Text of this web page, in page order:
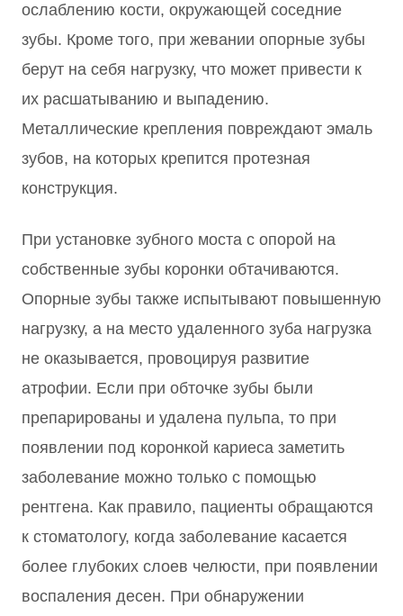
ослаблению кости, окружающей соседние
зубы. Кроме того, при жевании опорные зубы
берут на себя нагрузку, что может привести к
их расшатыванию и выпадению.
Металлические крепления повреждают эмаль
зубов, на которых крепится протезная
конструкция.
При установке зубного моста с опорой на
собственные зубы коронки обтачиваются.
Опорные зубы также испытывают повышенную
нагрузку, а на место удаленного зуба нагрузка
не оказывается, провоцируя развитие
атрофии. Если при обточке зубы были
препарированы и удалена пульпа, то при
появлении под коронкой кариеса заметить
заболевание можно только с помощью
рентгена. Как правило, пациенты обращаются
к стоматологу, когда заболевание касается
более глубоких слоев челюсти, при появлении
воспаления десен. При обнаружении